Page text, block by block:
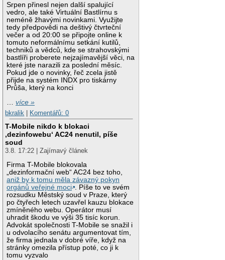
Srpen přinesl nejen další spalující
vedro, ale také Virtuální Bastlírnu s
neméně žhavými novinkami. Využijte
tedy předpovědi na deštivý čtvrteční
večer a od 20:00 se připojte online k
tomuto neformálnímu setkání kutilů,
techniků a vědců, kde se strahovskými
bastlíři proberete nejzajímavější věci, na
které jste narazili za poslední měsíc.
Pokud jde o novinky, řeč zcela jistě
přijde na systém INDX pro tiskárny
Průša, který na konci
…více »
bkralik
Komentářů: 0
T-Mobile nikdo k blokaci
‚dezinfowebu‘ AC24 nenutil, píše
soud
3.8. 17:22 | Zajímavý článek
Firma T-Mobile blokovala
„dezinformační web“ AC24 bez toho,
aniž by k tomu měla závazný pokyn
orgánů veřejné moci . Píše to ve svém
rozsudku Městský soud v Praze, který
po čtyřech letech uzavřel kauzu blokace
zmíněného webu. Operátor musí
uhradit škodu ve výši 35 tisíc korun.
Advokát společnosti T-Mobile se snažil i
u odvolacího senátu argumentovat tím,
že firma jednala v dobré víře, když na
stránky omezila přístup poté, co ji k
tomu vyzvalo